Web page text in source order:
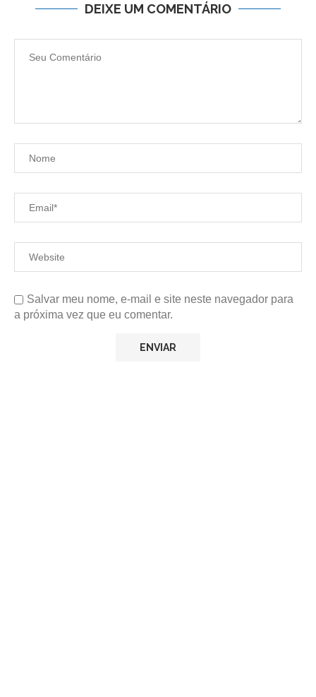
DEIXE UM COMENTÁRIO
Salvar meu nome, e-mail e site neste navegador para
a próxima vez que eu comentar.